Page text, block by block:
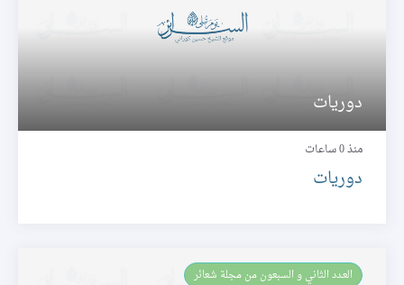
دوريات
منذ 0 ساعات
دوريات
العـدد الثاني و السبعون من مجلة شعائر